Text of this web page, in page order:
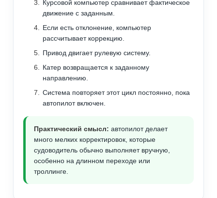
Курсовой компьютер сравнивает фактическое
движение с заданным.
Если есть отклонение, компьютер
рассчитывает коррекцию.
Привод двигает рулевую систему.
Катер возвращается к заданному
направлению.
Система повторяет этот цикл постоянно, пока
автопилот включен.
Практический смысл: автопилот делает
много мелких корректировок, которые
судоводитель обычно выполняет вручную,
особенно на длинном переходе или
троллинге.